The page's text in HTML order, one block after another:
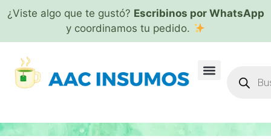
¿Viste algo que te gustó? Escribinos por WhatsApp
y coordinamos tu pedido.